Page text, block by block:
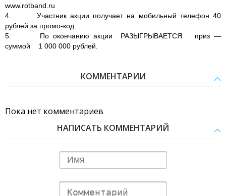
www.rotband.ru
4. Участник акции получает на мобильный телефон 40
рублей за промо-код.
5. По окончанию акции РАЗЫГРЫВАЕТСЯ приз —
суммой 1 000 000 рублей
КОММЕНТАРИИ
Пока нет комментариев
НАПИСАТЬ КОММЕНТАРИЙ